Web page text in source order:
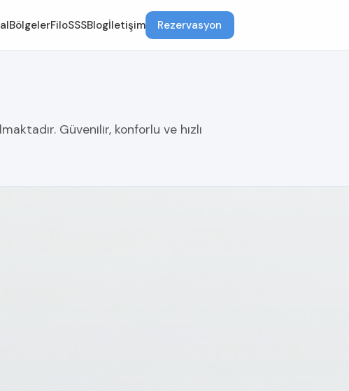
BölgelerFiloSSSBlogİletişim Rezervasyon
Güvenilir, konforlu ve hızlı